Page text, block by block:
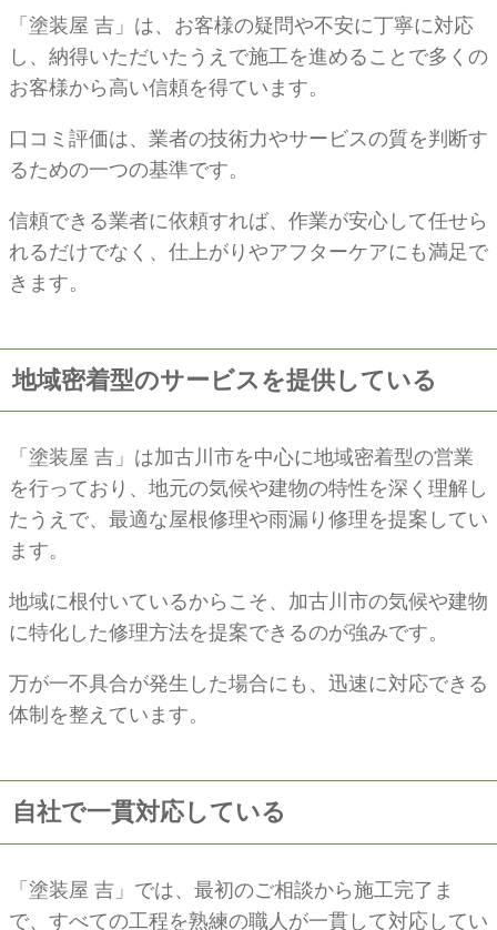
「塗装屋 吉」は、お客様の疑問や不安に丁寧に対応
し、納得いただいたうえで施工を進めることで多くの
お客様から高い信頼を得ています。
口コミ評価は、業者の技術力やサービスの質を判断す
るための一つの基準です。
信頼できる業者に依頼すれば、作業が安心して任せら
れるだけでなく、仕上がりやアフターケアにも満足で
きます。
地域密着型のサービスを提供している
「塗装屋 吉」は加古川市を中心に地域密着型の営業
を行っており、地元の気候や建物の特性を深く理解し
たうえで、最適な屋根修理や雨漏り修理を提案してい
ます。
地域に根付いているからこそ、加古川市の気候や建物
に特化した修理方法を提案できるのが強みです。
万が一不具合が発生した場合にも、迅速に対応できる
体制を整えています。
自社で一貫対応している
「塗装屋 吉」では、最初のご相談から施工完了ま
で、すべての工程を熟練の職人が一貫して対応してい